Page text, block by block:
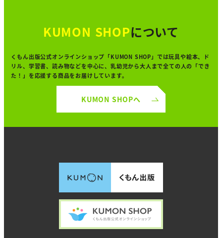
KUMON SHOPについて
くもん出版公式オンラインショップ「KUMON SHOP」では玩具や絵本、ド
リル、学習書、読み物などを中心に、 乳幼児から大人まで全ての人の「でき
た！」を応援する商品をお届けしています。
KUMON SHOPへ